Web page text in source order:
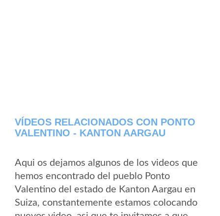
VÍDEOS RELACIONADOS CON PONTO
VALENTINO - KANTON AARGAU
Aqui os dejamos algunos de los videos que
hemos encontrado del pueblo Ponto
Valentino del estado de Kanton Aargau en
Suiza, constantemente estamos colocando